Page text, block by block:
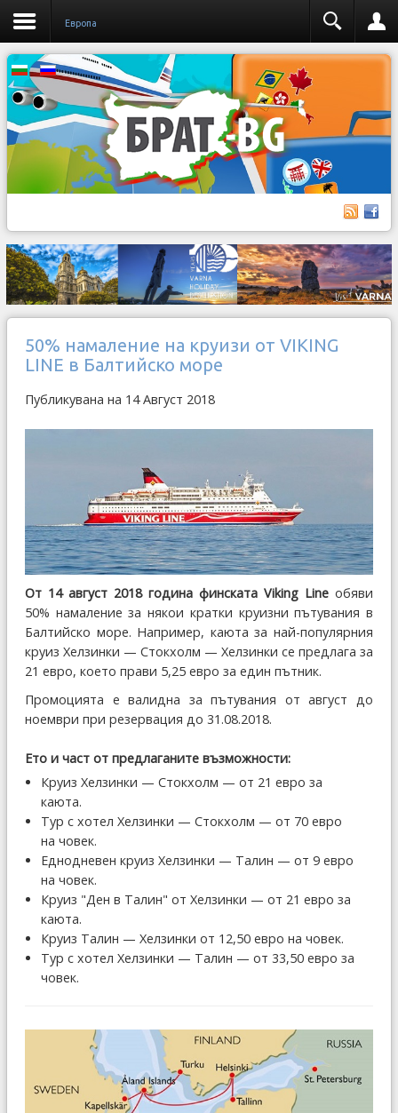
Европа
50% намаление на круизи от VIKING
LINE в Балтийско море
Публикувана на 14 Август 2018
От 14 август 2018 година финската Viking Line обяви
50% намаление за някои кратки круизни пътувания в
Балтийско море. Например, каюта за най-популярния
круиз Хелзинки — Стокхолм — Хелзинки се предлага за
21 евро, което прави 5,25 евро за един пътник.
Промоцията е валидна за пътувания от август до
ноември при резервация до 31.08.2018.
Ето и част от предлаганите възможности:
Круиз Хелзинки — Стокхолм — от 21 евро за
каюта.
Тур с хотел Хелзинки — Стокхолм — от 70 евро
на човек.
Еднодневен круиз Хелзинки — Талин — от 9 евро
на човек.
Круиз "Ден в Талин" от Хелзинки — от 21 евро за
каюта.
Круиз Талин — Хелзинки от 12,50 евро на човек.
Тур с хотел Хелзинки — Талин — от 33,50 евро за
човек.